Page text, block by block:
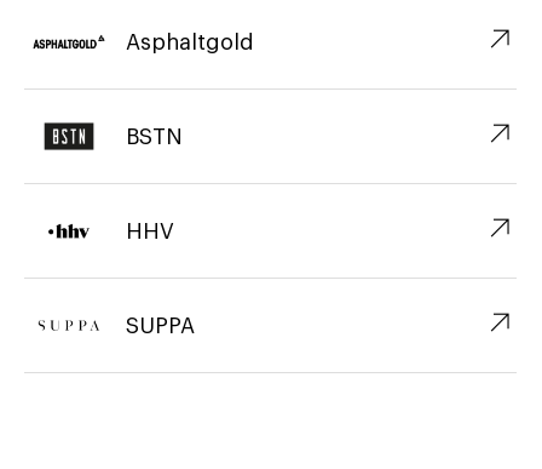
Asphaltgold ↗︎
BSTN ↗︎
HHV ↗︎
SUPPA ↗︎